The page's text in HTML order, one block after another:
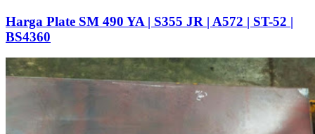
Harga Plate SM 490 YA | S355 JR | A572 | ST-52 |
BS4360